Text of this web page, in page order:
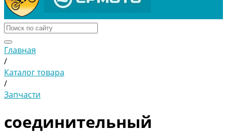
Главная
/
Каталог товара
/
Запчасти
соединительный